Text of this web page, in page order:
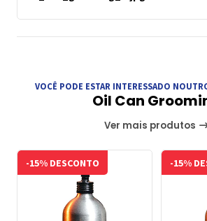
VOCÊ PODE ESTAR INTERESSADO
Oil Can
Ver mais produtos
-15% DESCONTO -15%